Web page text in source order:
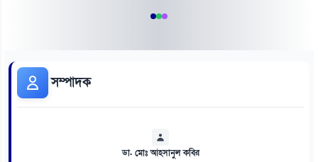
সম্পাদক
ডা. মোঃ আহসানুল কবির